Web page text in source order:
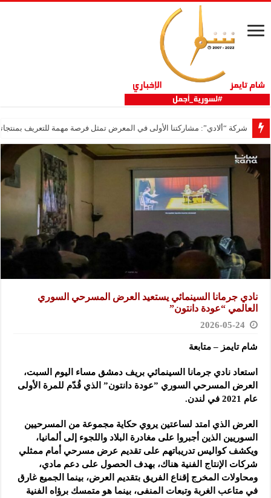
شركة “ألادي”: مشاركتنا الأولى في المعرض تمثل فرصة مهمة للتعريف
نادي جرمانا السينمائي يستعيد العرض المسرحي السوري
العالمي “عودة ‏دانتون” ‏
2026-05-24
شام تايمز – متابعة
استعاد نادي جرمانا السينمائي بريف دمشق مساء اليوم السبت،
العرض ‏المسرحي السوري ‌‏”عودة دانتون” الذي قُدّم للمرة الأولى
عام 2021 في ‏لندن.‏
العرض الذي امتد لساعتين يروي حكاية مجموعة من المسرحيين
‌‏السوريين الذين أجبروا على مغادرة البلاد واللجوء إلى ألمانيا،
ويكشف ‏كواليس ‏تدريباتهم على تقديم عرض مسرحي أمام ممثلي
شركات الإنتاج ‏الفنية هناك، ‏بهدف الحصول على دعم مادي،
ومحاولات المخرج إقناع ‏الفريق بتقديم العرض، بينما الجميع غارق
في متاعب الغربة وتبعات ‏المنفى، بينما هو متمسك برؤاه الفنية